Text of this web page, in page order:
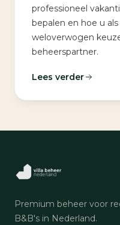
professioneel
bepalen en hoe u
weloverwogen
beheerspartner.
Lees verder
Premium beheer voor
B&B's in Nederland.